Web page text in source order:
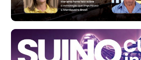
Bastos (SP)
R$ 146,71
cx
Frango - Indicador
SP